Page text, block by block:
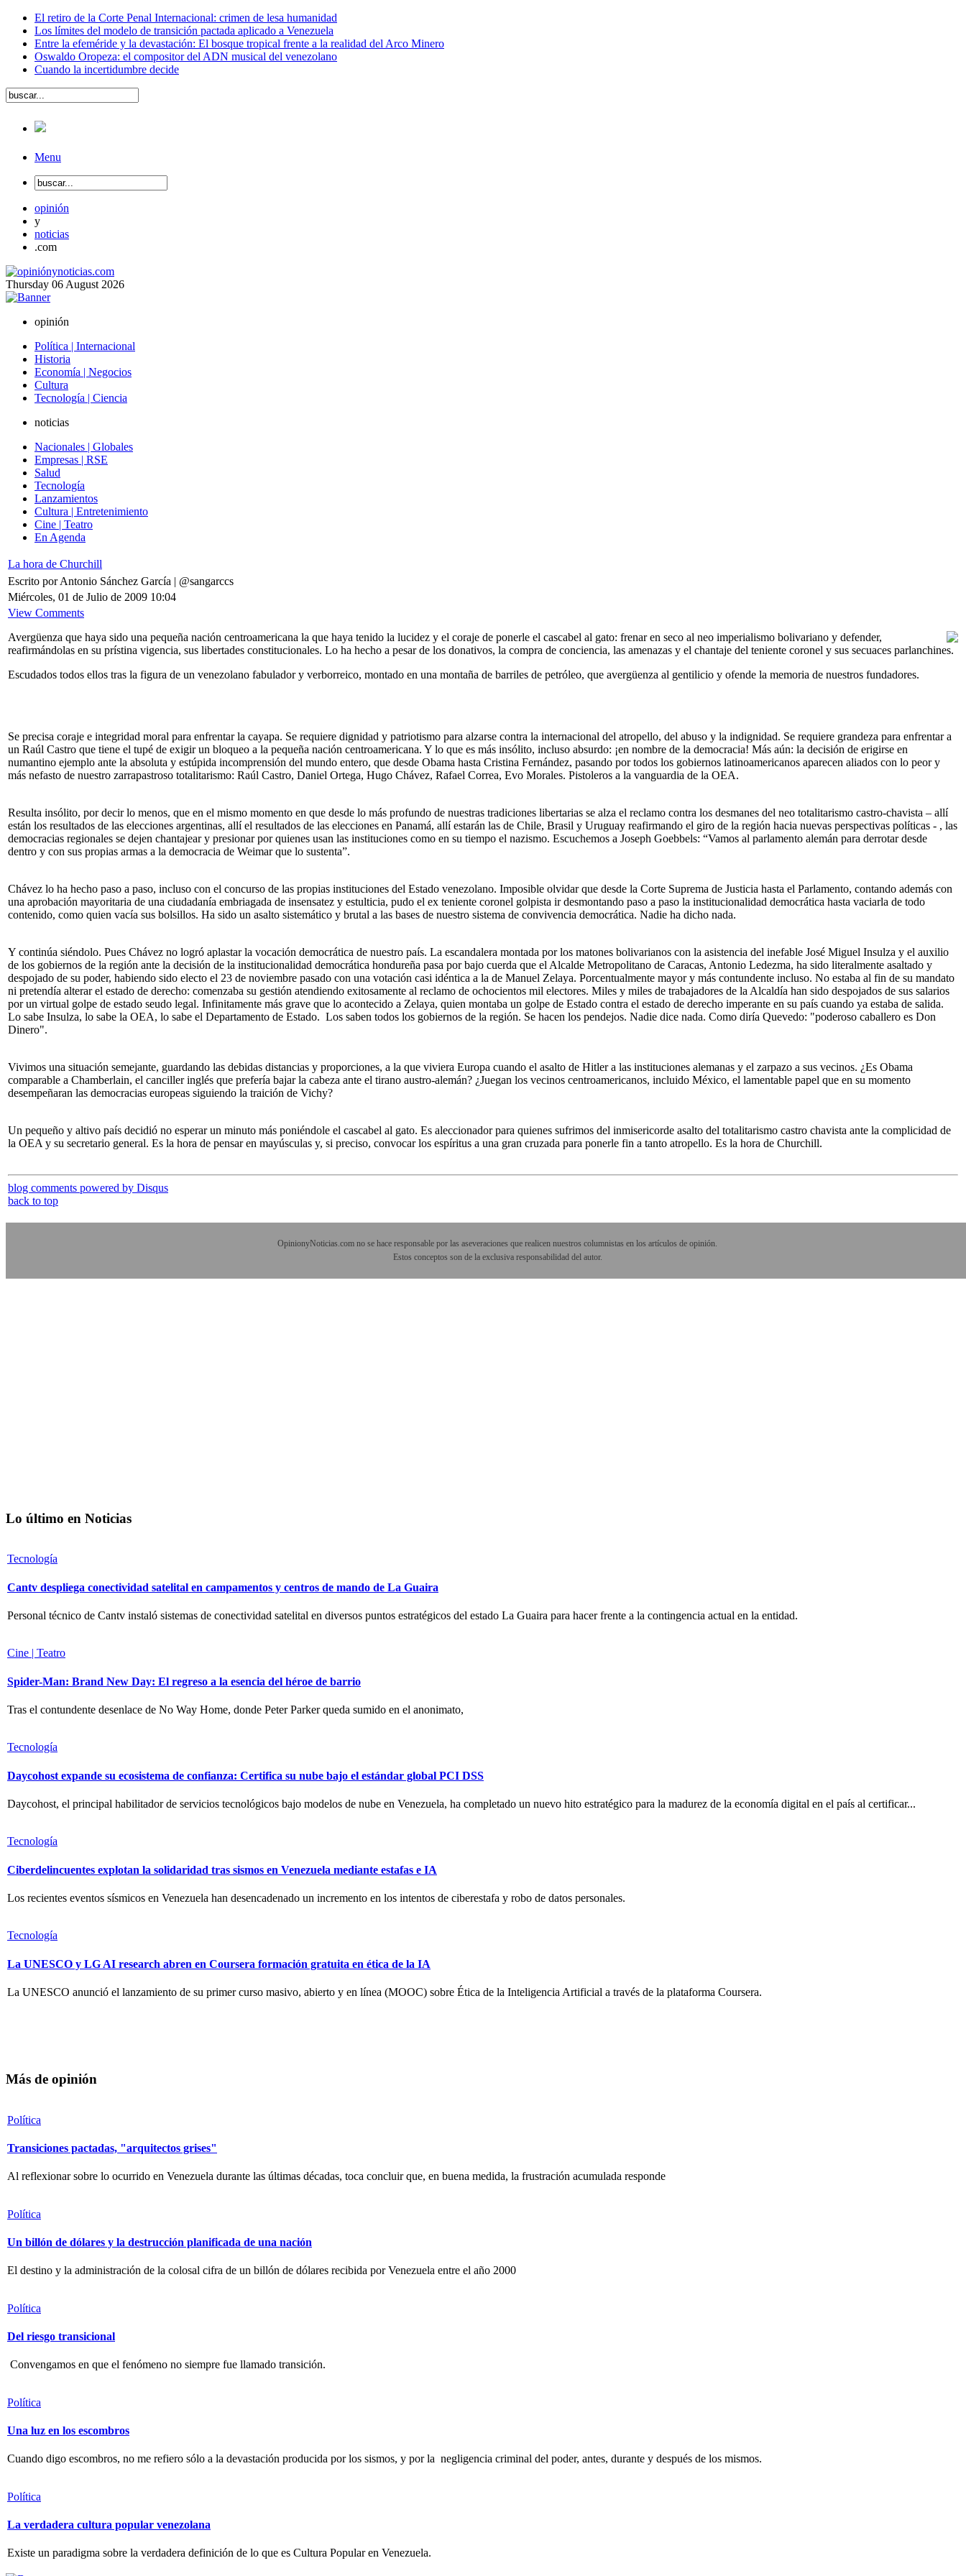
El retiro de la Corte Penal Internacional: crimen de lesa humanidad
Los límites del modelo de transición pactada aplicado a Venezuela
Entre la efeméride y la devastación: El bosque tropical frente a la realidad del Arco Minero
Oswaldo Oropeza: el compositor del ADN musical del venezolano
Cuando la incertidumbre decide
Menu
opinión
y
noticias
.com
Thursday 06 August 2026
opinión
Política | Internacional
Historia
Economía | Negocios
Cultura
Tecnología | Ciencia
noticias
Nacionales | Globales
Empresas | RSE
Salud
Tecnología
Lanzamientos
Cultura | Entretenimiento
Cine | Teatro
En Agenda
La hora de Churchill
Escrito por Antonio Sánchez García | @sangarccs
Miércoles, 01 de Julio de 2009 10:04
View Comments
Avergüenza que haya sido una pequeña nación centroamericana la que haya tenido la lucidez y el coraje de ponerle el cascabel al gato: frenar en seco al neo imperialismo bolivariano y defender,
reafirmándolas en su prístina vigencia, sus libertades constitucionales. Lo ha hecho a pesar de los donativos, la compra de conciencia, las amenazas y el chantaje del teniente coronel y sus secuaces parlanchines.
Escudados todos ellos tras la figura de un venezolano fabulador y verborreico, montado en una montaña de barriles de petróleo, que avergüenza al gentilicio y ofende la memoria de nuestros fundadores.
Se precisa coraje e integridad moral para enfrentar la cayapa. Se requiere dignidad y patriotismo para alzarse contra la internacional del atropello, del abuso y la indignidad. Se requiere grandeza para enfrentar a
un Raúl Castro que tiene el tupé de exigir un bloqueo a la pequeña nación centroamericana. Y lo que es más insólito, incluso absurdo: ¡en nombre de la democracia! Más aún: la decisión de erigirse en
numantino ejemplo ante la absoluta y estúpida incomprensión del mundo entero, que desde Obama hasta Cristina Fernández, pasando por todos los gobiernos latinoamericanos aparecen aliados con lo peor y
más nefasto de nuestro zarrapastroso totalitarismo: Raúl Castro, Daniel Ortega, Hugo Chávez, Rafael Correa, Evo Morales. Pistoleros a la vanguardia de la OEA.
Resulta insólito, por decir lo menos, que en el mismo momento en que desde lo más profundo de nuestras tradiciones libertarias se alza el reclamo contra los desmanes del neo totalitarismo castro-chavista – allí
están los resultados de las elecciones argentinas, allí el resultados de las elecciones en Panamá, allí estarán las de Chile, Brasil y Uruguay reafirmando el giro de la región hacia nuevas perspectivas políticas - , las
democracias regionales se dejen chantajear y presionar por quienes usan las instituciones como en su tiempo el nazismo. Escuchemos a Joseph Goebbels: “Vamos al parlamento alemán para derrotar desde
dentro y con sus propias armas a la democracia de Weimar que lo sustenta”.
Chávez lo ha hecho paso a paso, incluso con el concurso de las propias instituciones del Estado venezolano. Imposible olvidar que desde la Corte Suprema de Justicia hasta el Parlamento, contando además con
una aprobación mayoritaria de una ciudadanía embriagada de insensatez y estulticia, pudo el ex teniente coronel golpista ir desmontando paso a paso la institucionalidad democrática hasta vaciarla de todo
contenido, como quien vacía sus bolsillos. Ha sido un asalto sistemático y brutal a las bases de nuestro sistema de convivencia democrática. Nadie ha dicho nada.
Y continúa siéndolo. Pues Chávez no logró aplastar la vocación democrática de nuestro país. La escandalera montada por los matones bolivarianos con la asistencia del inefable José Miguel Insulza y el auxilio
de los gobiernos de la región ante la decisión de la institucionalidad democrática hondureña pasa por bajo cuerda que el Alcalde Metropolitano de Caracas, Antonio Ledezma, ha sido literalmente asaltado y
despojado de su poder, habiendo sido electo el 23 de noviembre pasado con una votación casi idéntica a la de Manuel Zelaya. Porcentualmente mayor y más contundente incluso. No estaba al fin de su mandato
ni pretendía alterar el estado de derecho: comenzaba su gestión atendiendo exitosamente al reclamo de ochocientos mil electores. Miles y miles de trabajadores de la Alcaldía han sido despojados de sus salarios
por un virtual golpe de estado seudo legal. Infinitamente más grave que lo acontecido a Zelaya, quien montaba un golpe de Estado contra el estado de derecho imperante en su país cuando ya estaba de salida.
Lo sabe Insulza, lo sabe la OEA, lo sabe el Departamento de Estado. Los saben todos los gobiernos de la región. Se hacen los pendejos. Nadie dice nada. Como diría Quevedo: "poderoso caballero es Don
Dinero".
Vivimos una situación semejante, guardando las debidas distancias y proporciones, a la que viviera Europa cuando el asalto de Hitler a las instituciones alemanas y el zarpazo a sus vecinos. ¿Es Obama
comparable a Chamberlain, el canciller inglés que prefería bajar la cabeza ante el tirano austro-alemán? ¿Juegan los vecinos centroamericanos, incluido México, el lamentable papel que en su momento
desempeñaran las democracias europeas siguiendo la traición de Vichy?
Un pequeño y altivo país decidió no esperar un minuto más poniéndole el cascabel al gato. Es aleccionador para quienes sufrimos del inmisericorde asalto del totalitarismo castro chavista ante la complicidad de
la OEA y su secretario general. Es la hora de pensar en mayúsculas y, si preciso, convocar los espíritus a una gran cruzada para ponerle fin a tanto atropello. Es la hora de Churchill.
blog comments powered by Disqus
back to top
OpinionyNoticias.com no se hace responsable por las aseveraciones que realicen nuestros columnistas en los artículos de opinión.
Estos conceptos son de la exclusiva responsabilidad del autor.
Lo último en Noticias
Tecnología
Cantv despliega conectividad satelital en campamentos y centros de mando de La Guaira
Personal técnico de Cantv instaló sistemas de conectividad satelital en diversos puntos estratégicos del estado La Guaira para hacer frente a la contingencia actual en la entidad.
Cine | Teatro
Spider-Man: Brand New Day: El regreso a la esencia del héroe de barrio
Tras el contundente desenlace de No Way Home, donde Peter Parker queda sumido en el anonimato,
Tecnología
Daycohost expande su ecosistema de confianza: Certifica su nube bajo el estándar global PCI DSS
Daycohost, el principal habilitador de servicios tecnológicos bajo modelos de nube en Venezuela, ha completado un nuevo hito estratégico para la madurez de la economía digital en el país al certificar...
Tecnología
Ciberdelincuentes explotan la solidaridad tras sismos en Venezuela mediante estafas e IA
Los recientes eventos sísmicos en Venezuela han desencadenado un incremento en los intentos de ciberestafa y robo de datos personales.
Tecnología
La UNESCO y LG AI research abren en Coursera formación gratuita en ética de la IA
La UNESCO anunció el lanzamiento de su primer curso masivo, abierto y en línea (MOOC) sobre Ética de la Inteligencia Artificial a través de la plataforma Coursera.
Más de opinión
Política
Transiciones pactadas, "arquitectos grises"
Al reflexionar sobre lo ocurrido en Venezuela durante las últimas décadas, toca concluir que, en buena medida, la frustración acumulada responde
Política
Un billón de dólares y la destrucción planificada de una nación
El destino y la administración de la colosal cifra de un billón de dólares recibida por Venezuela entre el año 2000
Política
Del riesgo transicional
Convengamos en que el fenómeno no siempre fue llamado transición.
Política
Una luz en los escombros
Cuando digo escombros, no me refiero sólo a la devastación producida por los sismos, y por la negligencia criminal del poder, antes, durante y después de los mismos.
Política
La verdadera cultura popular venezolana
Existe un paradigma sobre la verdadera definición de lo que es Cultura Popular en Venezuela.